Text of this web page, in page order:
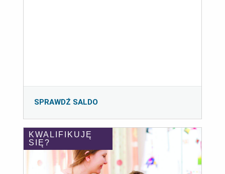
SPRAWDŹ SALDO
KWALIFIKUJĘ
SIĘ?